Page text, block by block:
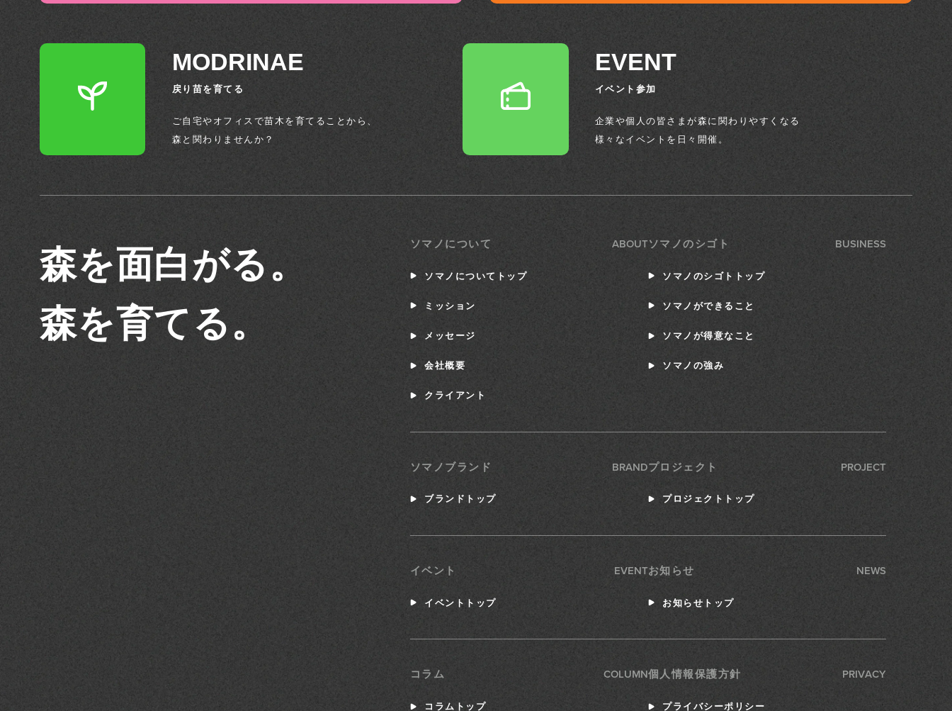
MODRINAE
戻り苗を育てる
ご自宅やオフィスで苗木を育てることから、
森と関わりませんか？
EVENT
イベント参加
企業や個人の皆さまが森に関わりやすくなる
様々なイベントを日々開催。
森を面白がる。
森を育てる。
ソマノについて ABOUT
ソマノについてトップ
ミッション
メッセージ
会社概要
クライアント
ソマノのシゴト BUSINESS
ソマノのシゴトトップ
ソマノができること
ソマノが得意なこと
ソマノの強み
ソマノブランド BRAND
ブランドトップ
プロジェクト PROJECT
プロジェクトトップ
イベント EVENT
イベントトップ
お知らせ NEWS
お知らせトップ
コラム COLUMN
コラムトップ
個人情報保護方針 PRIVACY
プライバシーポリシー